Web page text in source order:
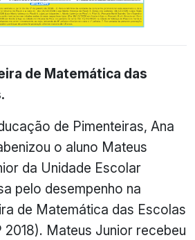
de Matemática das
de Pimenteiras, Ana
o aluno Mateus
da Unidade Escolar
pelo desempenho na
de Matemática das Escolas
2018). Mateus Junior recebeu